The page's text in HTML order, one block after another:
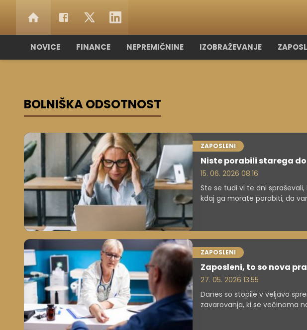
NOVICE FINANCE NEPREMIČNINE IZOBRAŽEVANJE
BOLNIŠKA ODSOTNOST
ZAPOSLENI
Niste porabili starega
15. 06. 2026 08.16
Ste se tudi vi te dni
kdaj ga morate porabiti, da
ZAPOSLENI
Zaposleni, to so nova
27. 05. 2026 13.55
Danes so stopile v veljavo
zavarovanja, ki se večinoma